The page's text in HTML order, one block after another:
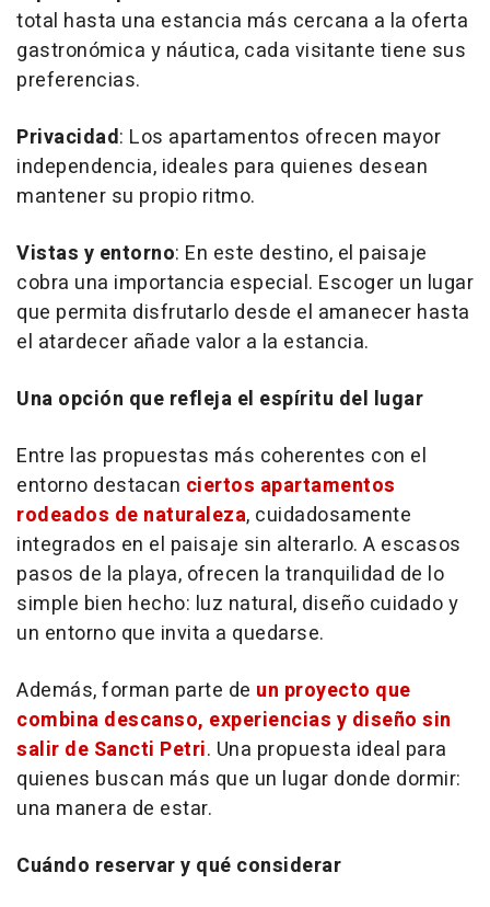
total hasta una estancia más cercana a la oferta
gastronómica y náutica, cada visitante tiene sus
preferencias.
Privacidad: Los apartamentos ofrecen mayor
independencia, ideales para quienes desean
mantener su propio ritmo.
Vistas y entorno: En este destino, el paisaje
cobra una importancia especial. Escoger un lugar
que permita disfrutarlo desde el amanecer hasta
el atardecer añade valor a la estancia.
Una opción que refleja el espíritu del lugar
Entre las propuestas más coherentes con el
entorno destacan ciertos apartamentos
rodeados de naturaleza, cuidadosamente
integrados en el paisaje sin alterarlo. A escasos
pasos de la playa, ofrecen la tranquilidad de lo
simple bien hecho: luz natural, diseño cuidado y
un entorno que invita a quedarse.
Además, forman parte de un proyecto que
combina descanso, experiencias y diseño sin
salir de Sancti Petri. Una propuesta ideal para
quienes buscan más que un lugar donde dormir:
una manera de estar.
Cuándo reservar y qué considerar